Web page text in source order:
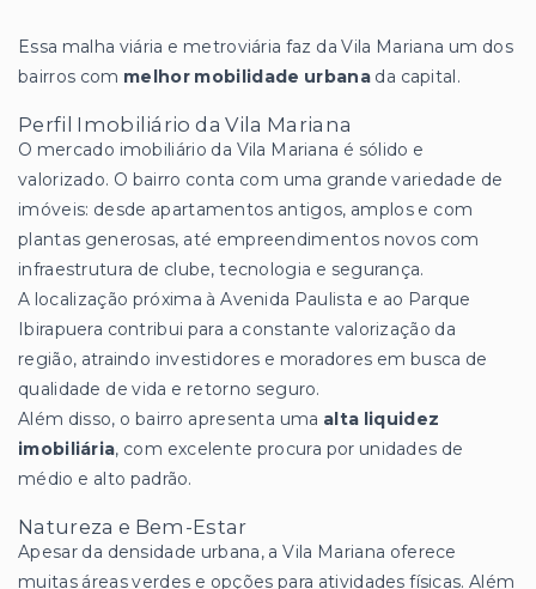
Essa malha viária e metroviária faz da Vila Mariana um dos
bairros com melhor mobilidade urbanada capital.
Perfil Imobiliário da Vila Mariana
O mercado imobiliário da Vila Mariana é sólido e
valorizado. O bairro conta com uma grande variedade de
imóveis: desde apartamentos antigos, amplos e com
plantas generosas, até empreendimentos novos com
infraestrutura de clube, tecnologia e segurança.
A localização próxima à Avenida Paulista e ao Parque
Ibirapuera contribui para a constante valorização da
região, atraindo investidores e moradores em busca de
qualidade de vida e retorno seguro.
Além disso, o bairro apresenta uma alta liquidez
imobiliária, com excelente procura por unidades de
médio e alto padrão.
Natureza e Bem-Estar
Apesar da densidade urbana, a Vila Mariana oferece
muitas áreas verdes e opções para atividades físicas. Além